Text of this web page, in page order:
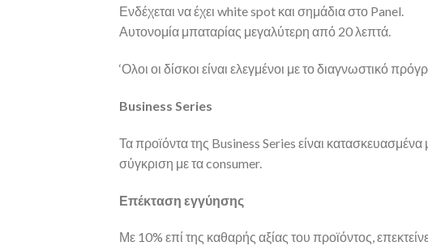
Ενδέχεται να έχει white spot και σημάδια στο Panel.
Αυτονομία μπαταρίας μεγαλύτερη από 20 λεπτά.
‘Ολοι οι δίσκοι είναι ελεγμένοι με το διαγνωστικό
Business Series
Τα προϊόντα της Business Series είναι κατασκευασμένα
σύγκριση με τα consumer.
Επέκταση εγγύησης
Με 10% επί της καθαρής αξίας του προϊόντος,